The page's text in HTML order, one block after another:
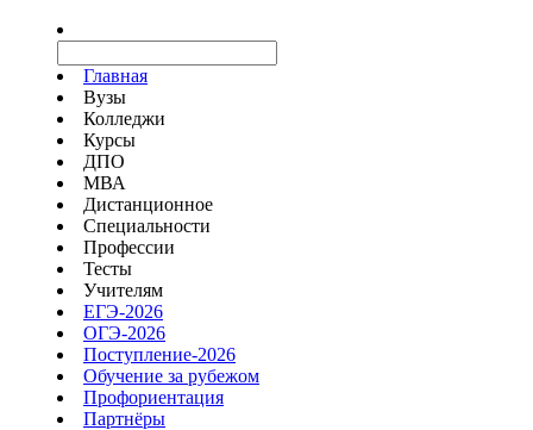
Главная
Вузы
Колледжи
Курсы
ДПО
МВА
Дистанционное
Специальности
Профессии
Тесты
Учителям
ЕГЭ-2026
ОГЭ-2026
Поступление-2026
Обучение за рубежом
Профориентация
Партнёры